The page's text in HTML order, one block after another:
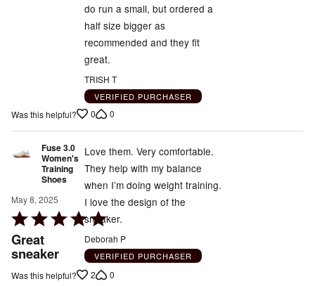
do run a small, but ordered a
half size bigger as
recommended and they fit
great.
TRISH T
VERIFIED PURCHASER
Was this helpful? 0 0
Fuse 3.0
Women's
Training
Shoes
May 8, 2025
Rated
5
out
Great
sneaker
Love them. Very comfortable.
They help with my balance
when I’m doing weight training.
I love the design of the
sneaker.
Deborah P
VERIFIED PURCHASER
Was this helpful? 2 0